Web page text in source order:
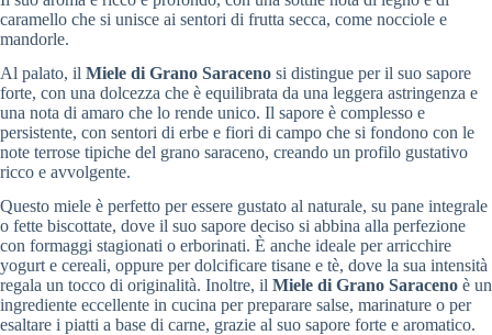
caramello che si unisce ai sentori di frutta secca, come nocciole e
mandorle.
Al palato, il Miele di Grano Saraceno si distingue per il suo sapore
forte, con una dolcezza che è equilibrata da una leggera astringenza e
una nota di amaro che lo rende unico. Il sapore è complesso e
persistente, con sentori di erbe e fiori di campo che si fondono con le
note terrose tipiche del grano saraceno, creando un profilo gustativo
ricco e avvolgente.
Questo miele è perfetto per essere gustato al naturale, su pane integrale
o fette biscottate, dove il suo sapore deciso si abbina alla perfezione
con formaggi stagionati o erborinati. È anche ideale per arricchire
yogurt e cereali, oppure per dolcificare tisane e tè, dove la sua intensità
regala un tocco di originalità. Inoltre, il Miele di Grano Saraceno è un
ingrediente eccellente in cucina per preparare salse, marinature o per
esaltare i piatti a base di carne, grazie al suo sapore forte e aromatico.